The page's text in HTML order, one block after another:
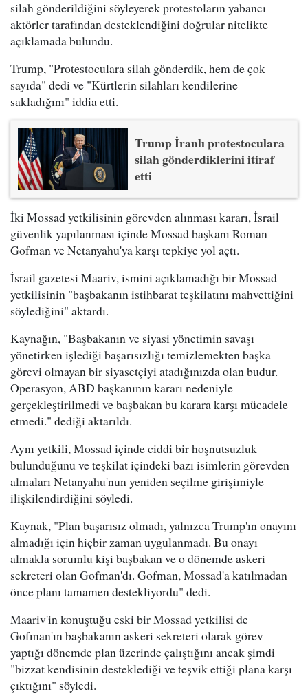
silah gönderildiğini söyleyerek protestoların yabancı
aktörler tarafından desteklendiğini doğrular nitelikte
açıklamada bulundu.
Trump, "Protestoculara silah gönderdik, hem de çok
sayıda" dedi ve "Kürtlerin silahları kendilerine
sakladığını" iddia etti.
Trump İranlı protestoculara
silah gönderdiklerini itiraf
etti
İki Mossad yetkilisinin görevden alınması kararı, İsrail
güvenlik yapılanması içinde Mossad başkanı Roman
Gofman ve Netanyahu'ya karşı tepkiye yol açtı.
İsrail gazetesi Maariv, ismini açıklamadığı bir Mossad
yetkilisinin "başbakanın istihbarat teşkilatını mahvettiğini
söylediğini" aktardı.
Kaynağın, "Başbakanın ve siyasi yönetimin savaşı
yönetirken işlediği başarısızlığı temizlemekten başka
görevi olmayan bir siyasetçiyi atadığınızda olan budur.
Operasyon, ABD başkanının kararı nedeniyle
gerçekleştirilmedi ve başbakan bu karara karşı mücadele
etmedi." dediği aktarıldı.
Aynı yetkili, Mossad içinde ciddi bir hoşnutsuzluk
bulunduğunu ve teşkilat içindeki bazı isimlerin görevden
almaları Netanyahu'nun yeniden seçilme girişimiyle
ilişkilendirdiğini söyledi.
Kaynak, "Plan başarısız olmadı, yalnızca Trump'ın onayını
almadığı için hiçbir zaman uygulanmadı. Bu onayı
almakla sorumlu kişi başbakan ve o dönemde askeri
sekreteri olan Gofman'dı. Gofman, Mossad'a katılmadan
önce planı tamamen destekliyordu" dedi.
Maariv'in konuştuğu eski bir Mossad yetkilisi de
Gofman'ın başbakanın askeri sekreteri olarak görev
yaptığı dönemde plan üzerinde çalıştığını ancak şimdi
"bizzat kendisinin desteklediği ve teşvik ettiği plana karşı
çıktığını" söyledi.